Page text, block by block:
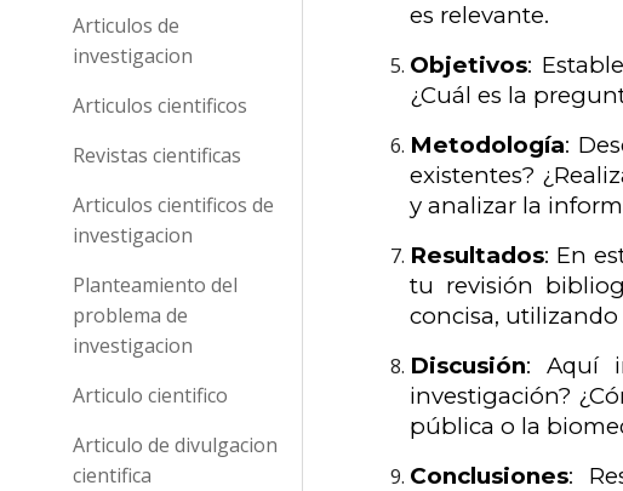
Articulos de
investigacion
Articulos cientificos
Revistas cientificas
Articulos cientificos de
investigacion
Planteamiento del
problema de
investigacion
Articulo cientifico
Articulo de divulgacion
cientifica
es relevante.
Objetivos:
¿Cuál es la
Metodología:
existentes?
y analizar la
Resultados: En
tu revisión
concisa, utilizando
Discusión: Aquí
investigación?
pública o la
Conclusiones: